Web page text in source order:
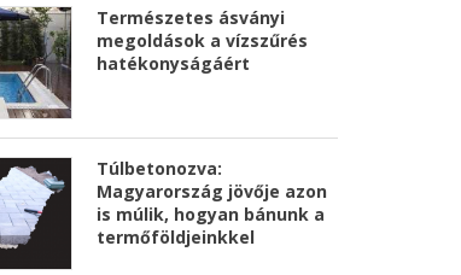
Természetes ásványi
megoldások a vízszűrés
hatékonyságáért
Túlbetonozva:
Magyarország jövője azon
is múlik, hogyan bánunk a
termőföldjeinkkel